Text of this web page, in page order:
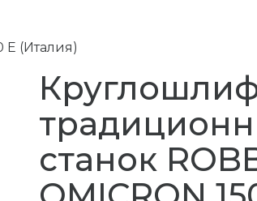
(Италия)
станок